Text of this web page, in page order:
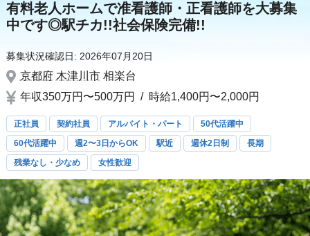
有料老人ホームで准看護師・正看護師を大募集
中です◎駅チカ!!社会保険完備!!
募集状況確認日: 2026年07月20日
京都府 木津川市 相楽台
年収350万円〜500万円
/ 時給1,400円〜2,000円
正社員 契約社員 アルバイト・パート
50代活躍中
60代活躍中
週2〜3日からOK 駅近 週休2日制
長期
残業なし・少なめ
女性歓迎